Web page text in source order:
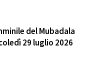
del Mubadala
29 luglio 2026